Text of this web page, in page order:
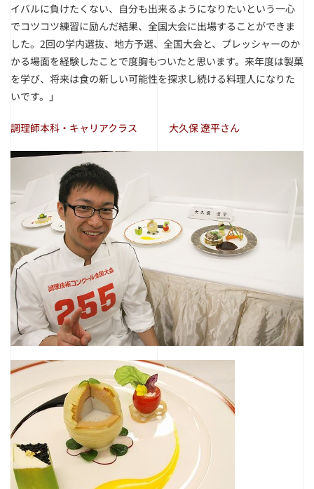
イバルに負けたくない、自分も出来るようになりたいという一心
でコツコツ練習に励んだ結果、全国大会に出場することができま
した。2回の学内選抜、地方予選、全国大会と、プレッシャーのか
かる場面を経験したことで度胸もついたと思います。来年度は製菓
を学び、将来は食の新しい可能性を探求し続ける料理人になりた
いです。」
調理師本科・キャリアクラス 大久保 遼平さん